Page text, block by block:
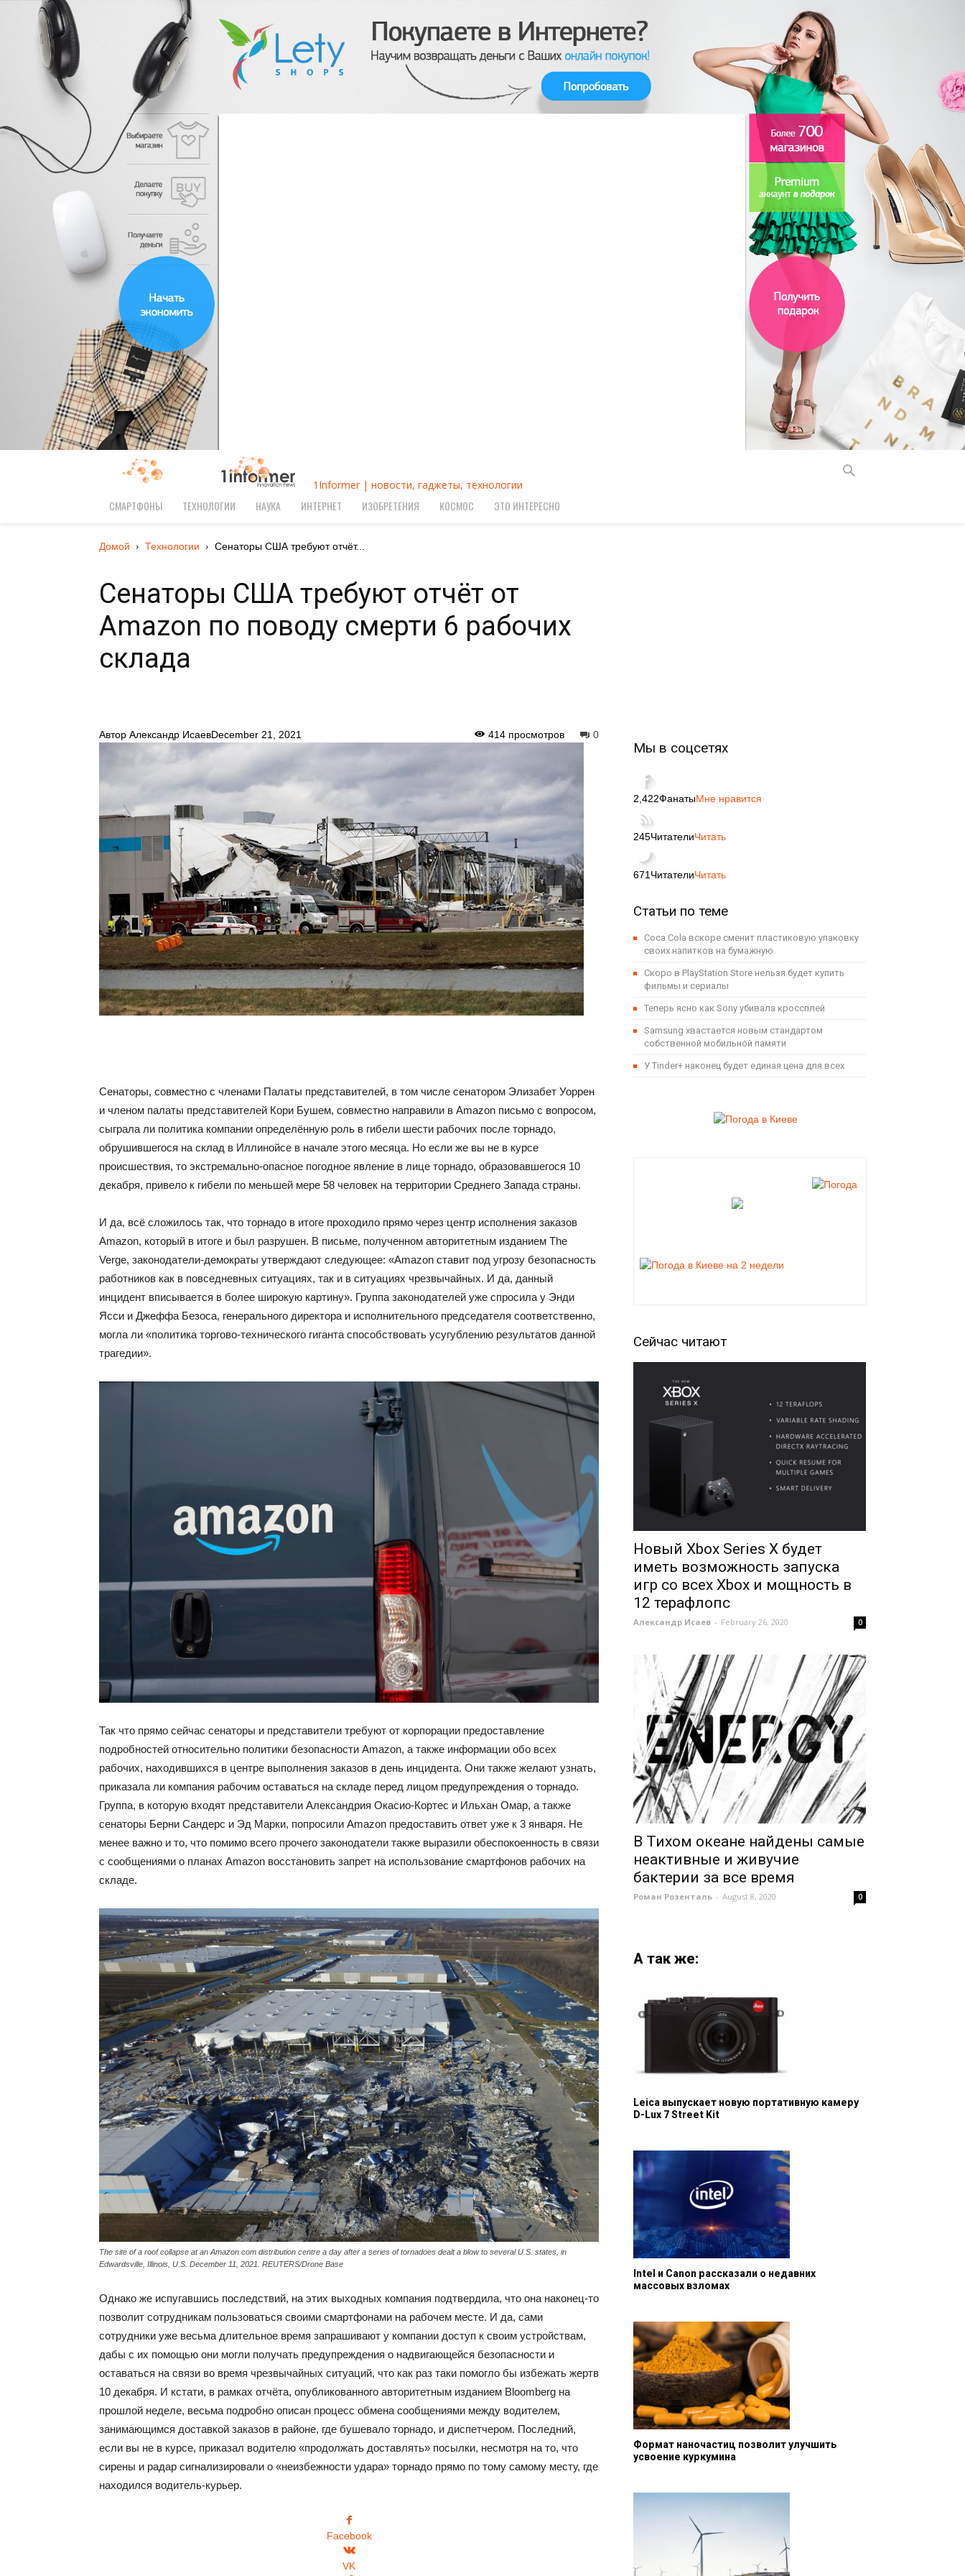
1Informer | новости, гаджеты, технологии
СМАРТФОНЫ ТЕХНОЛОГИИ НАУКА ИНТЕРНЕТ ИЗОБРЕТЕНИЯ КОСМОС ЭТО ИНТЕРЕСНО
Домой Технологии Сенаторы США требуют отчёт...
Сенаторы США требуют отчёт от
Amazon по поводу смерти 6 рабочих
склада
Автор Александр ИсаевDecember 21, 2021 0
414 просмотров
Сенаторы, совместно с членами Палаты представителей, в том числе сенатором Элизабет Уоррен
и членом палаты представителей Кори Бушем, совместно направили в Amazon письмо с вопросом,
сыграла ли политика компании определённую роль в гибели шести рабочих после торнадо,
обрушившегося на склад в Иллинойсе в начале этого месяца. Но если же вы не в курсе
происшествия, то экстремально-опасное погодное явление в лице торнадо, образовавшегося 10
декабря, привело к гибели по меньшей мере 58 человек на территории Среднего Запада страны.
И да, всё сложилось так, что торнадо в итоге проходило прямо через центр исполнения заказов
Amazon, который в итоге и был разрушен. В письме, полученном авторитетным изданием The
Verge, законодатели-демократы утверждают следующее: «Amazon ставит под угрозу безопасность
работников как в повседневных ситуациях, так и в ситуациях чрезвычайных. И да, данный
инцидент вписывается в более широкую картину». Группа законодателей уже спросила у Энди
Ясси и Джеффа Безоса, генерального директора и исполнительного председателя соответственно,
могла ли «политика торгово-технического гиганта способствовать усугублению результатов данной
трагедии».
Так что прямо сейчас сенаторы и представители требуют от корпорации предоставление
подробностей относительно политики безопасности Amazon, а также информации обо всех
рабочих, находившихся в центре выполнения заказов в день инцидента. Они также желают узнать,
приказала ли компания рабочим оставаться на складе перед лицом предупреждения о торнадо.
Группа, в которую входят представители Александрия Окасио-Кортес и Ильхан Омар, а также
сенаторы Берни Сандерс и Эд Марки, попросили Amazon предоставить ответ уже к 3 января. Не
менее важно и то, что помимо всего прочего законодатели также выразили обеспокоенность в связи
с сообщениями о планах Amazon восстановить запрет на использование смартфонов рабочих на
складе.
The site of a roof collapse at an Amazon.com distribution centre a day after a series of tornadoes dealt a blow to several U.S. states, in
Edwardsville, Illinois, U.S. December 11, 2021. REUTERS/Drone Base
Однако же испугавшись последствий, на этих выходных компания подтвердила, что она наконец-то
позволит сотрудникам пользоваться своими смартфонами на рабочем месте. И да, сами
сотрудники уже весьма длительное время запрашивают у компании доступ к своим устройствам,
дабы с их помощью они могли получать предупреждения о надвигающейся безопасности и
оставаться на связи во время чрезвычайных ситуаций, что как раз таки помогло бы избежать жертв
10 декабря. И кстати, в рамках отчёта, опубликованного авторитетным изданием Bloomberg на
прошлой неделе, весьма подробно описан процесс обмена сообщениями между водителем,
занимающимся доставкой заказов в районе, где бушевало торнадо, ​и диспетчером. Последний,
если вы не в курсе, приказал водителю «продолжать доставлять» посылки, несмотря на то, что
сирены и радар сигнализировали о «неизбежности удара» торнадо прямо по тому самому месту, где
находился водитель-курьер.
Facebook
VK
Мы в соцсетях
2,422ФанатыМне нравится
245ЧитателиЧитать
671 ЧитателиЧитать
Статьи по теме
Coca Cola вскоре сменит пластиковую упаковку
своих напитков на бумажную
Скоро в PlayStation Store нельзя будет купить
фильмы и сериалы
Теперь ясно как Sony убивала кроссплей
Samsung хвастается новым стандартом
собственной мобильной памяти
У Tinder+ наконец будет единая цена для всех
Сейчас читают
Новый Xbox Series X будет
иметь возможность запуска
игр со всех Xbox и мощность в
12 терафлопс
Александр Исаев - February 26, 2020 0
В Тихом океане найдены самые
неактивные и живучие
бактерии за все время
Роман Розенталь - August 8, 2020 0
А так же:
Leica выпускает новую портативную камеру
D-Lux 7 Street Kit
Intel и Canon рассказали о недавних
массовых взломах
Формат наночастиц позволит улучшить
усвоение куркумина